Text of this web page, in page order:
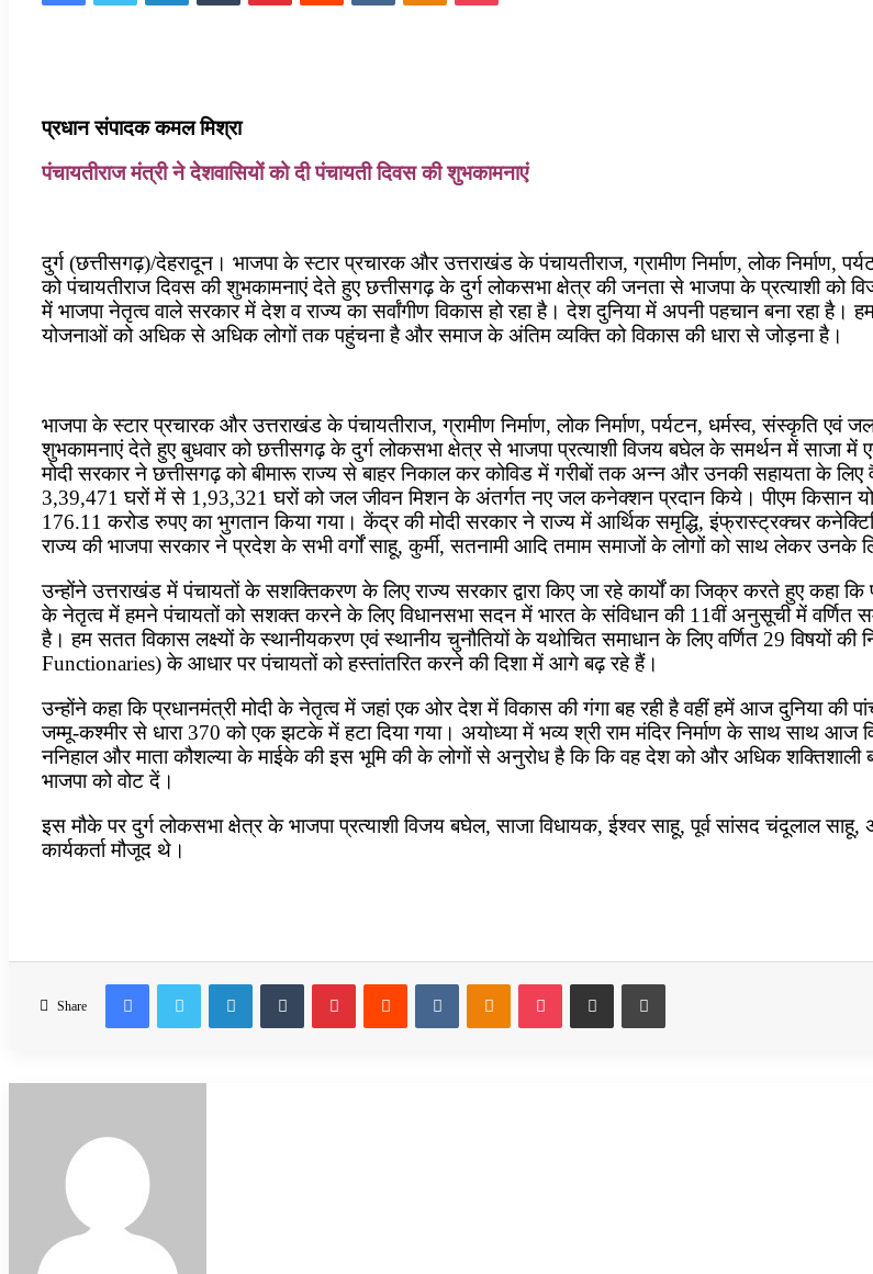
प्रधान संपादक कमल मिश्रा
पंचायतीराज मंत्री ने देशवासियों को दी पंचायती दिवस की शुभकामनाएं
दुर्ग (छत्तीसगढ़)/देहरादून। भाजपा के स्टार प्रचारक और उत्तराखंड के पंचायतीराज, ग्रामीण निर्माण, लोक निर्माण,
को पंचायतीराज दिवस की शुभकामनाएं देते हुए छत्तीसगढ़ के दुर्ग लोकसभा क्षेत्र की जनता से भाजपा के प्रत्याशी को
में भाजपा नेतृत्व वाले सरकार में देश व राज्य का सर्वांगीण विकास हो रहा है। देश दुनिया में अपनी पहचान बना रहा
योजनाओं को अधिक से अधिक लोगों तक पहुंचना है और समाज के अंतिम व्यक्ति को विकास की धारा से जोड़ना है।
भाजपा के स्टार प्रचारक और उत्तराखंड के पंचायतीराज, ग्रामीण निर्माण, लोक निर्माण, पर्यटन, धर्मस्व, संस्कृति एवं
शुभकामनाएं देते हुए बुधवार को छत्तीसगढ़ के दुर्ग लोकसभा क्षेत्र से भाजपा प्रत्याशी विजय बघेल के समर्थन में साजा
मोदी सरकार ने छत्तीसगढ़ को बीमारू राज्य से बाहर निकाल कर कोविड में गरीबों तक अन्न और उनकी सहायता के
3,39,471 घरों में से 1,93,321 घरों को जल जीवन मिशन के अंतर्गत नए जल कनेक्शन प्रदान किये। पीएम किसान
176.11 करोड रुपए का भुगतान किया गया। केंद्र की मोदी सरकार ने राज्य में आर्थिक समृद्धि, इंफ्रास्ट्रक्चर
राज्य की भाजपा सरकार ने प्रदेश के सभी वर्गों साहू, कुर्मी, सतनामी आदि तमाम समाजों के लोगों को साथ लेकर उनके
उन्होंने उत्तराखंड में पंचायतों के सशक्तिकरण के लिए राज्य सरकार द्वारा किए जा रहे कार्यों का जिक्र करते हुए कहा कि
के नेतृत्व में हमने पंचायतों को सशक्त करने के लिए विधानसभा सदन में भारत के संविधान की 11वीं अनुसूची में वर्णित
है। हम सतत विकास लक्ष्यों के स्थानीयकरण एवं स्थानीय चुनौतियों के यथोचित समाधान के लिए वर्णित 29 विषयों की
Functionaries) के आधार पर पंचायतों को हस्तांतरित करने की दिशा में आगे बढ़ रहे हैं।
उन्होंने कहा कि प्रधानमंत्री मोदी के नेतृत्व में जहां एक ओर देश में विकास की गंगा बह रही है वहीं हमें आज दुनिया की
जम्मू-कश्मीर से धारा 370 को एक झटके में हटा दिया गया। अयोध्या में भव्य श्री राम मंदिर निर्माण के साथ साथ आज
ननिहाल और माता कौशल्या के माईके की इस भूमि की के लोगों से अनुरोध है कि कि वह देश को और अधिक शक्तिशाली
भाजपा को वोट दें।
इस मौके पर दुर्ग लोकसभा क्षेत्र के भाजपा प्रत्याशी विजय बघेल, साजा विधायक, ईश्वर साहू, पूर्व सांसद चंदूलाल
कार्यकर्ता मौजूद थे।
Share
FacebookTwitter LinkedInTumblr PinterestReddit VKontakteOdnoklassniki
Pocket Share via Email Print